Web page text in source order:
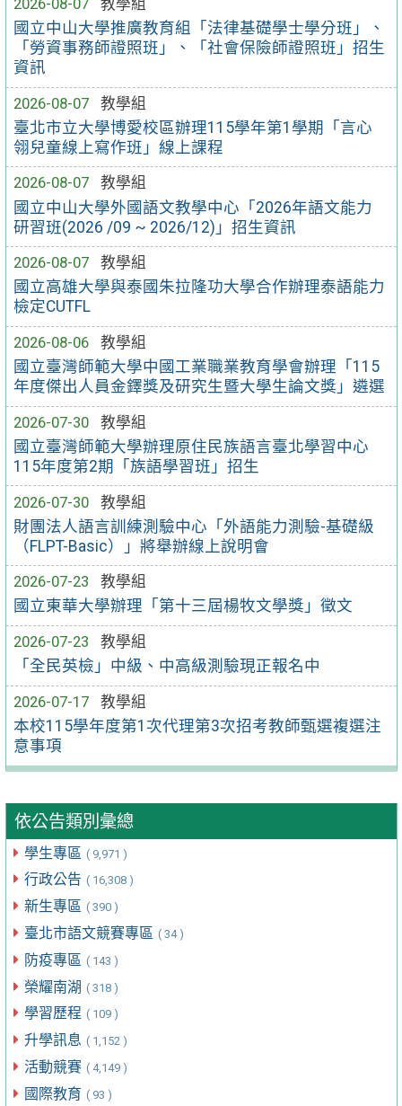
國立中山大學推廣教育組「法律基礎學士學分班」、
「勞資事務師證照班」、「社會保險師證照班」招生
資訊
2026-08-07
教學組
臺北市立大學博愛校區辦理115學年第1學期「言心
翎兒童線上寫作班」線上課程
2026-08-07
教學組
國立中山大學外國語文教學中心「2026年語文能力
研習班(2026 /09 ~ 2026/12)」招生資訊
2026-08-07
教學組
國立高雄大學與泰國朱拉隆功大學合作辦理泰語能力
檢定CUTFL
2026-08-06
教學組
國立臺灣師範大學中國工業職業教育學會辦理「115
年度傑出人員金鐸獎及研究生暨大學生論文獎」遴選
2026-07-30
教學組
國立臺灣師範大學辦理原住民族語言臺北學習中心
115年度第2期「族語學習班」招生
2026-07-30
教學組
財團法人語言訓練測驗中心「外語能力測驗-基礎級
（FLPT-Basic）」將舉辦線上說明會
2026-07-23
教學組
國立東華大學辦理「第十三屆楊牧文學獎」徵文
2026-07-23
教學組
「全民英檢」中級、中高級測驗現正報名中
2026-07-17
教學組
本校115學年度第1次代理第3次招考教師甄選複選注
意事項
依公告類別彙總
學生專區 ( 9,971 )
行政公告 ( 16,308 )
新生專區 ( 390 )
臺北市語文競賽專區 ( 34 )
防疫專區 ( 143 )
榮耀南湖 ( 318 )
學習歷程 ( 109 )
升學訊息 ( 1,152 )
活動競賽 ( 4,149 )
國際教育 ( 93 )